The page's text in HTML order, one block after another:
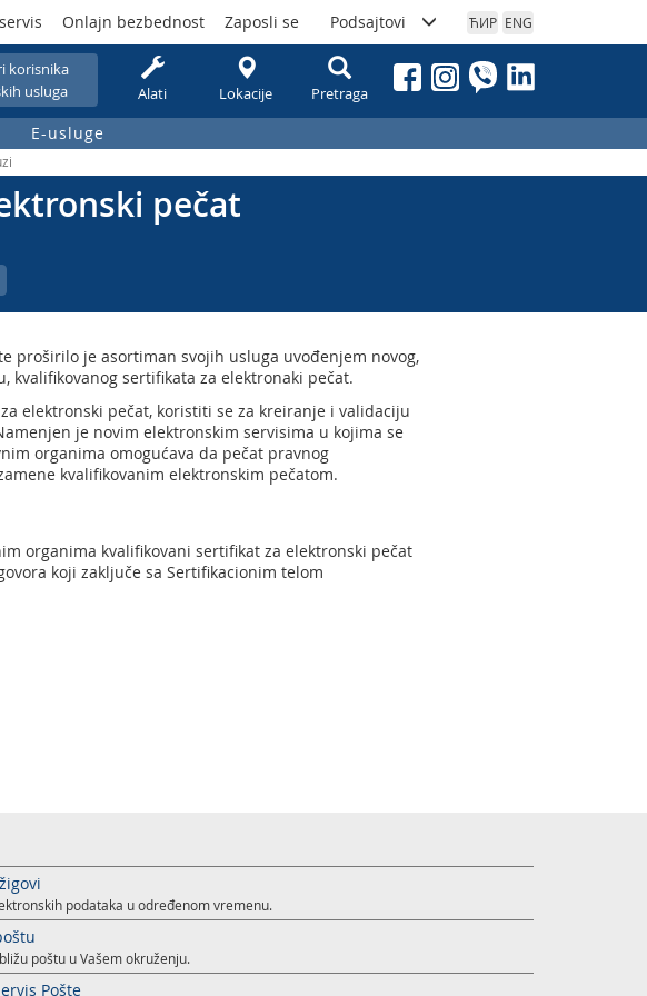
korisnika
usluga
Alati Lokacije Pretraga
Onlajn bezbednost Zaposli se Podsajtovi ЋИР ENG
E-usluge
pečat
proširilo je asortiman svojih usluga uvođenjem novog,
kvalifikovanog sertifikata za elektronaki pečat.
elektronski pečat, koristiti se za kreiranje i validaciju
je novim elektronskim servisima u kojima se
organima omogućava da pečat pravnog
kvalifikovanim elektronskim pečatom.
organima kvalifikovani sertifikat za elektronski pečat
koji zaključe sa Sertifikacionim telom
podataka u određenom vremenu.
poštu u Vašem okruženju.
Pošte